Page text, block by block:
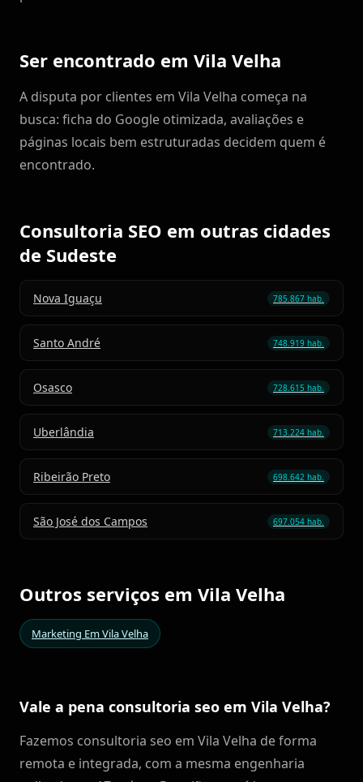
Ser encontrado em Vila Velha
A disputa por clientes em Vila Velha começa na
busca: ficha do Google otimizada, avaliações e
páginas locais bem estruturadas decidem quem é
encontrado.
Consultoria SEO em outras cidades
de Sudeste
Nova Iguaçu 785.867 hab.
Santo André 748.919 hab.
Osasco 728.615 hab.
Uberlândia 713.224 hab.
Ribeirão Preto 698.642 hab.
São José dos Campos 697.054 hab.
Outros serviços em Vila Velha
Marketing Em Vila Velha
Vale a pena consultoria seo em Vila Velha?
Fazemos consultoria seo em Vila Velha de forma
remota e integrada, com a mesma engenharia